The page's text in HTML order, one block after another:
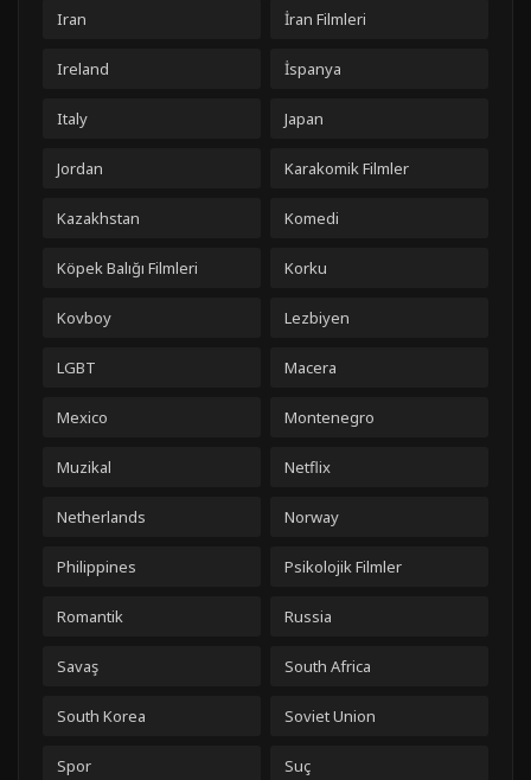
Iran İran Filmleri
Ireland İspanya
Italy Japan
Jordan Karakomik Filmler
Kazakhstan Komedi
Köpek Balığı Filmleri Korku
Kovboy Lezbiyen
LGBT Macera
Mexico Montenegro
Muzikal Netflix
Netherlands Norway
Philippines Psikolojik Filmler
Romantik Russia
Savaş South Africa
South Korea Soviet Union
Spor Suç